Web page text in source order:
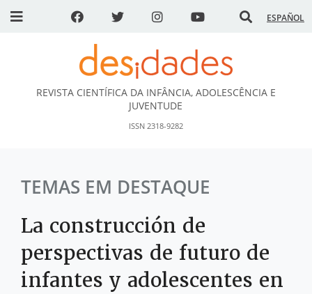
ESPAÑOL
DESidades
REVISTA CIENTÍFICA DA INFÂNCIA, ADOLESCÊNCIA E
JUVENTUDE
ISSN 2318-9282
TEMAS EM DESTAQUE
La construcción de
perspectivas de futuro de
infantes y adolescentes en